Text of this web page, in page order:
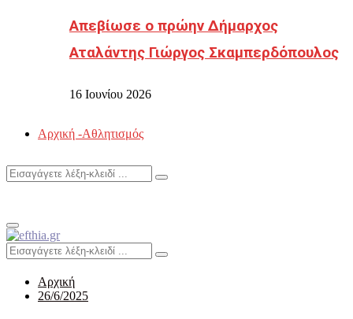
Απεβίωσε ο πρώην Δήμαρχος
Αταλάντης Γιώργος Σκαμπερδόπουλος
16 Ιουνίου 2026
Αρχική -Αθλητισμός
Search
Search
Primary
Menu
Search
for:
Search
Αρχική
26/6/2025